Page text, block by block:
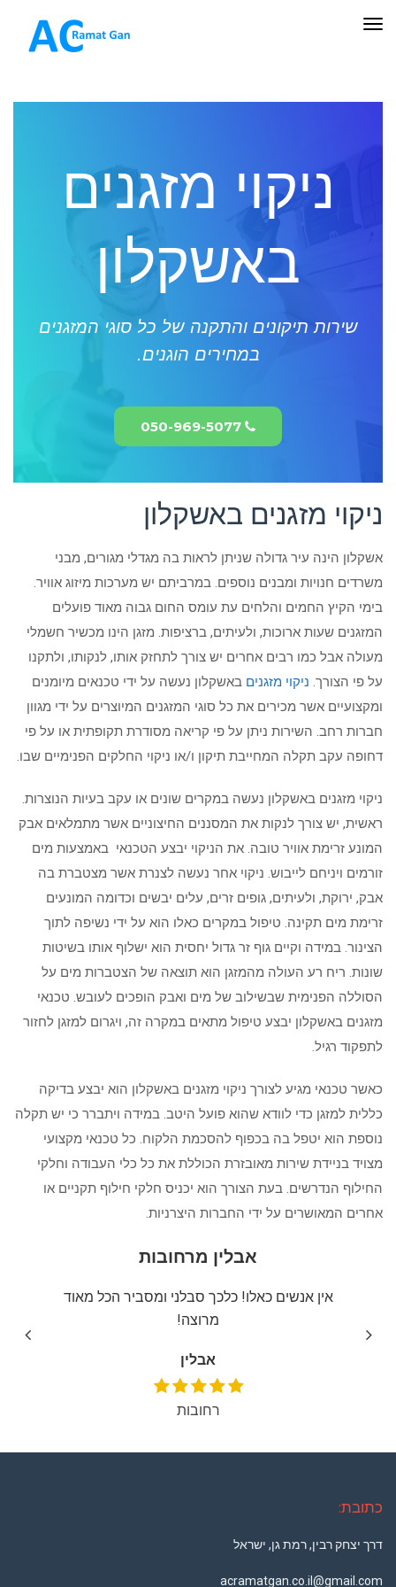
תפריט
ניקוי מזגנים
באשקלון
שירות תיקונים והתקנה של כל סוגי המזגנים
במחירים הוגנים.
050-969-5077
ניקוי מזגנים באשקלון
אשקלון הינה עיר גדולה שניתן לראות בה מגדלי מגורים, מבני
משרדים חנויות ומבנים נוספים. במרביתם יש מערכות מיזוג אוויר.
בימי הקיץ החמים והלחים עת עומס החום גבוה מאוד פועלים
המזגנים שעות ארוכות, ולעיתים, ברציפות. מזגן הינו מכשיר חשמלי
מעולה אבל כמו רבים אחרים יש צורך לתחזק אותו, לנקותו, ולתקנו
על פי הצורך. ניקוי מזגנים באשקלון נעשה על ידי טכנאים מיומנים
ומקצועיים אשר מכירים את כל סוגי המזגנים המיוצרים על ידי מגוון
חברות רחב. השירות ניתן על פי קריאה מסודרת תקופתית או על פי
דחופה עקב תקלה המחייבת תיקון ו/או ניקוי החלקים הפנימיים שבו.
ניקוי מזגנים באשקלון נעשה במקרים שונים או עקב בעיות הנוצרות.
ראשית, יש צורך לנקות את המסננים החיצוניים אשר מתמלאים אבק
המונע זרימת אוויר טובה. את הניקוי יבצע הטכנאי באמצעות מים
זורמים ויניחם לייבוש. ניקוי אחר נעשה לצנרת אשר מצטברת בה
אבק, ירוקת, ולעיתים, גופים זרים, עלים יבשים וכדומה המונעים
זרימת מים תקינה. טיפול במקרים כאלו הוא על ידי נשיפה לתוך
הצינור. במידה וקיים גוף זר גדול יחסית הוא ישלוף אותו בשיטות
שונות. ריח רע העולה מהמזגן הוא תוצאה של הצטברות מים על
הסוללה הפנימית שבשילוב של מים ואבק הופכים לעובש. טכנאי
מזגנים באשקלון יבצע טיפול מתאים במקרה זה, ויגרום למזגן לחזור
לתפקוד רגיל.
כאשר טכנאי מגיע לצורך ניקוי מזגנים באשקלון הוא יבצע בדיקה
כללית למזגן כדי לוודא שהוא פועל היטב. במידה ויתברר כי יש תקלה
נוספת הוא יטפל בה בכפוף להסכמת הלקוח. כל טכנאי מקצועי
מצויד בניידת שירות מאובזרת הכוללת את כל כלי העבודה וחלקי
החילוף הנדרשים. בעת הצורך הוא יכניס חלקי חילוף תקניים או
אחרים המאושרים על ידי החברות היצרניות.
אבלין מרחובות
אין אנשים כאלו! כלכך סבלני ומסביר הכל מאוד
מרוצה!
אבלין
רחובות
כתובת:
דרך יצחק רבין, רמת גן, ישראל
acramatgan.co.il@gmail.com